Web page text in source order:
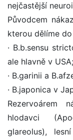
nejčastější
Původcem
kterou dělíme
· B.b.sensu
ale hlavně v USA;
· B.garinii a
· B.japonica v
Rezervoárem
hlodavci
glareolus),